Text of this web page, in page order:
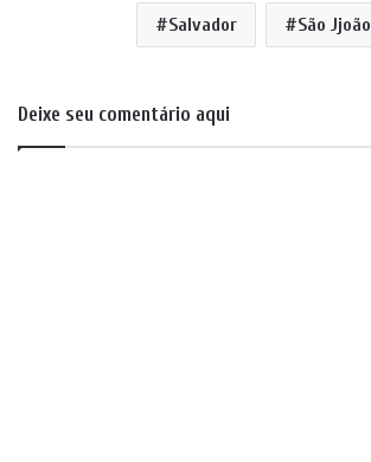
Salvador São Jjoão
Deixe seu comentário aqui